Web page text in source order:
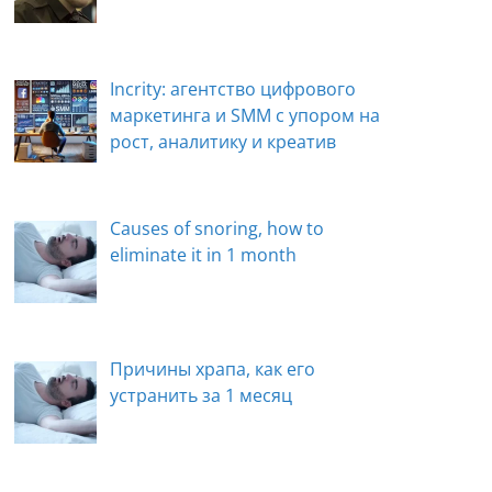
Incrity: агентство цифрового
маркетинга и SMM с упором на
рост, аналитику и креатив
Causes of snoring, how to
eliminate it in 1 month
Причины храпа, как его
устранить за 1 месяц